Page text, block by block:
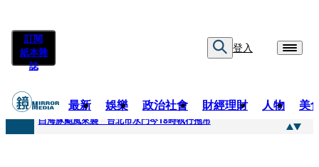
訂閱
紙本雜
誌
登入
最新 娛樂 政治社會 財經理財 人物 美
快訊
白海豚颱風來襲 台北市水門今18時執行拖吊